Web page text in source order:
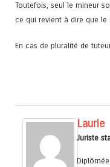
Toutefois, seul le mineur
ce qui revient à dire que le
En cas de pluralité de
Laurie
Juriste